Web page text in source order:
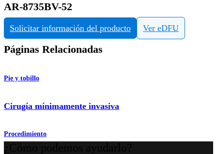
AR-8735BV-52
Solicitar información del producto Ver eDFU
Páginas Relacionadas
Pie y tobillo
Cirugía mínimamente invasiva
Procedimiento